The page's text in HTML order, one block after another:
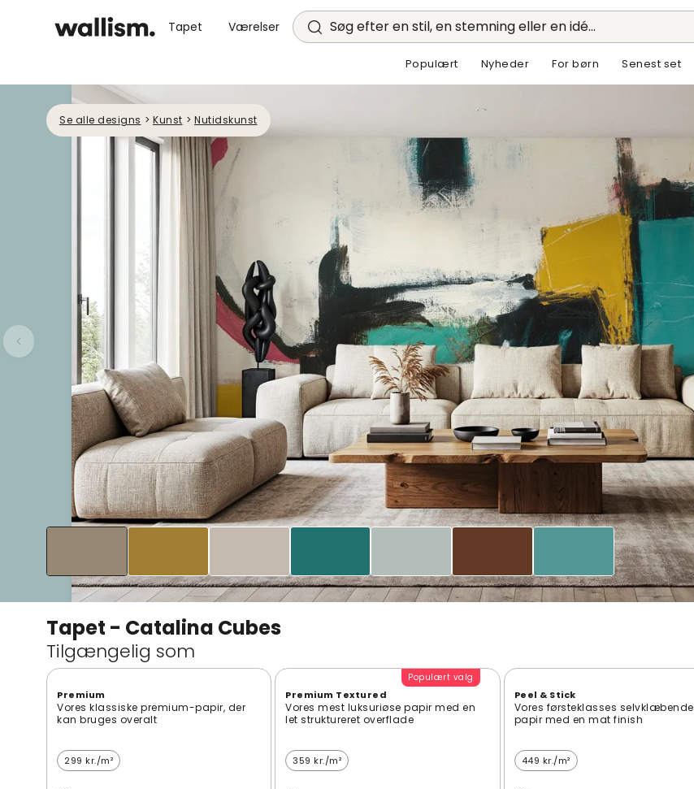
Tapet Værelser Søg efter en stil, en stemning eller en idé...
Populært Nyheder For børn Senest set
Se alle designs > Kunst > Nutidskunst
Tapet - Catalina Cubes
Tilgængelig som
Premium
Vores klassiske premium-papir, der
kan bruges overalt
299 kr./m²
Populært valg
Premium Textured
Vores mest luksuriøse papir med en
let struktureret overflade
359 kr./m²
Peel & Stick
Vores førsteklasses selvklæbende
papir med en mat finish
449 kr./m²